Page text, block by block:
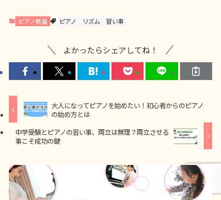
ピアノ教室 ピアノ リズム 習い事
よかったらシェアしてね！
大人になってピアノを始めたい！初心者からのピアノ
の始め方とは
中学受験とピアノの習い事、両立は無理？両立させる
事こそ成功の鍵